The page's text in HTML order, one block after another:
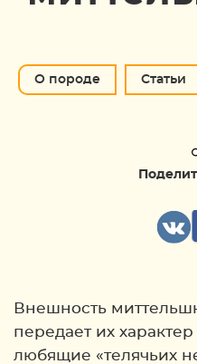
О породе Статьи
Внешность
передает их
любящие «телячьих